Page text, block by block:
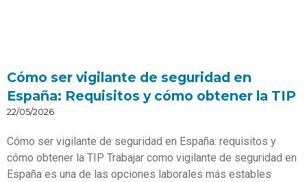
Cómo ser vigilante de seguridad en
España: Requisitos y cómo obtener la TIP
22/05/2026
Cómo ser vigilante de seguridad en España: requisitos y
cómo obtener la TIP Trabajar como vigilante de seguridad en
España es una de las opciones laborales más estables